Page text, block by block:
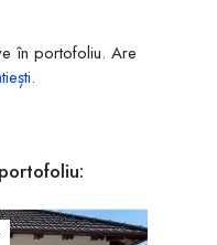
în portofoliu. Are
.